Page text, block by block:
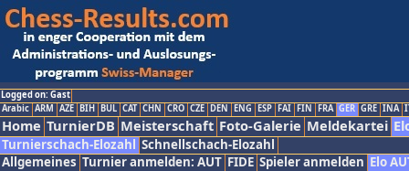
Logged on: Gast
Arabic ARM AZE BIH BUL CAT CHN CRO CZE DEN ENG ESP FAI FIN FRA GER GRE INA
Home TurnierDB Meisterschaft Foto-Galerie Meldekartei
Turnierschach-Elozahl Schnellschach-Elozahl
Allgemeines Turnier anmelden: AUT FIDE Spieler anmelden Elo